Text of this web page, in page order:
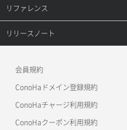
プロダクトトップ
ConoHa VPS(Ver.3.0)
ConoHa for GAME
リファレンス
リファレンストップ
OpenStack CLI
Terraform
リリースノート
会員規約
ConoHaドメイン登録規約
ConoHaチャージ利用規約
ConoHaクーポン利用規約